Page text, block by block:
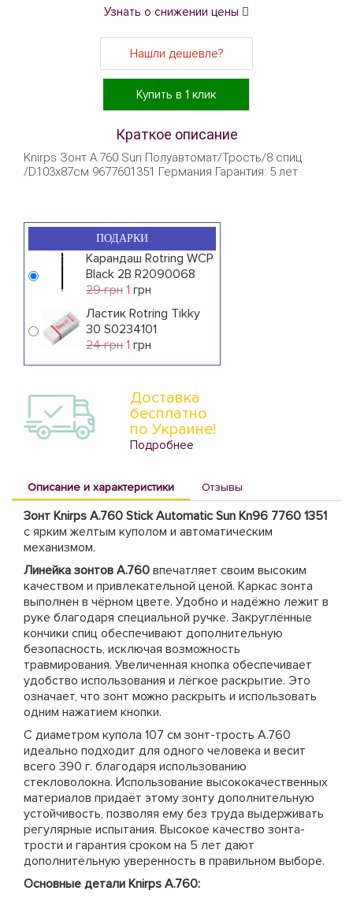
Узнать о снижении цены
Нашли дешевле?
Купить в 1 клик
Краткое описание
Knirps Зонт A.760 Sun Полуавтомат/Трость/8 спиц
/D103x87см 9677601351 Германия Гарантия: 5 лет
ПОДАРКИ
Карандаш Rotring WCP
Black 2B R2090068
29 грн 1 грн
Ластик Rotring Tikky
30 S0234101
24 грн 1 грн
Доставка
бесплатно
по Украине!
Подробнее
Описание и характеристики Отзывы
Зонт Knirps A.760 Stick Automatic Sun Kn96 7760 1351
с ярким желтым куполом и автоматическим
механизмом.
Линейка зонтов A.760 впечатляет своим высоким
качеством и привлекательной ценой. Каркас зонта
выполнен в чёрном цвете. Удобно и надёжно лежит в
руке благодаря специальной ручке. Закруглённые
кончики спиц обеспечивают дополнительную
безопасность, исключая возможность
травмирования. Увеличенная кнопка обеспечивает
удобство использования и лёгкое раскрытие. Это
означает, что зонт можно раскрыть и использовать
одним нажатием кнопки.
С диаметром купола 107 см зонт-трость A.760
идеально подходит для одного человека и весит
всего 390 г. благодаря использованию
стекловолокна. Использование высококачественных
материалов придаёт этому зонту дополнительную
устойчивость, позволяя ему без труда выдерживать
регулярные испытания. Высокое качество зонта-
трости и гарантия сроком на 5 лет дают
дополнительную уверенность в правильном выборе.
Основные детали Knirps A.760: